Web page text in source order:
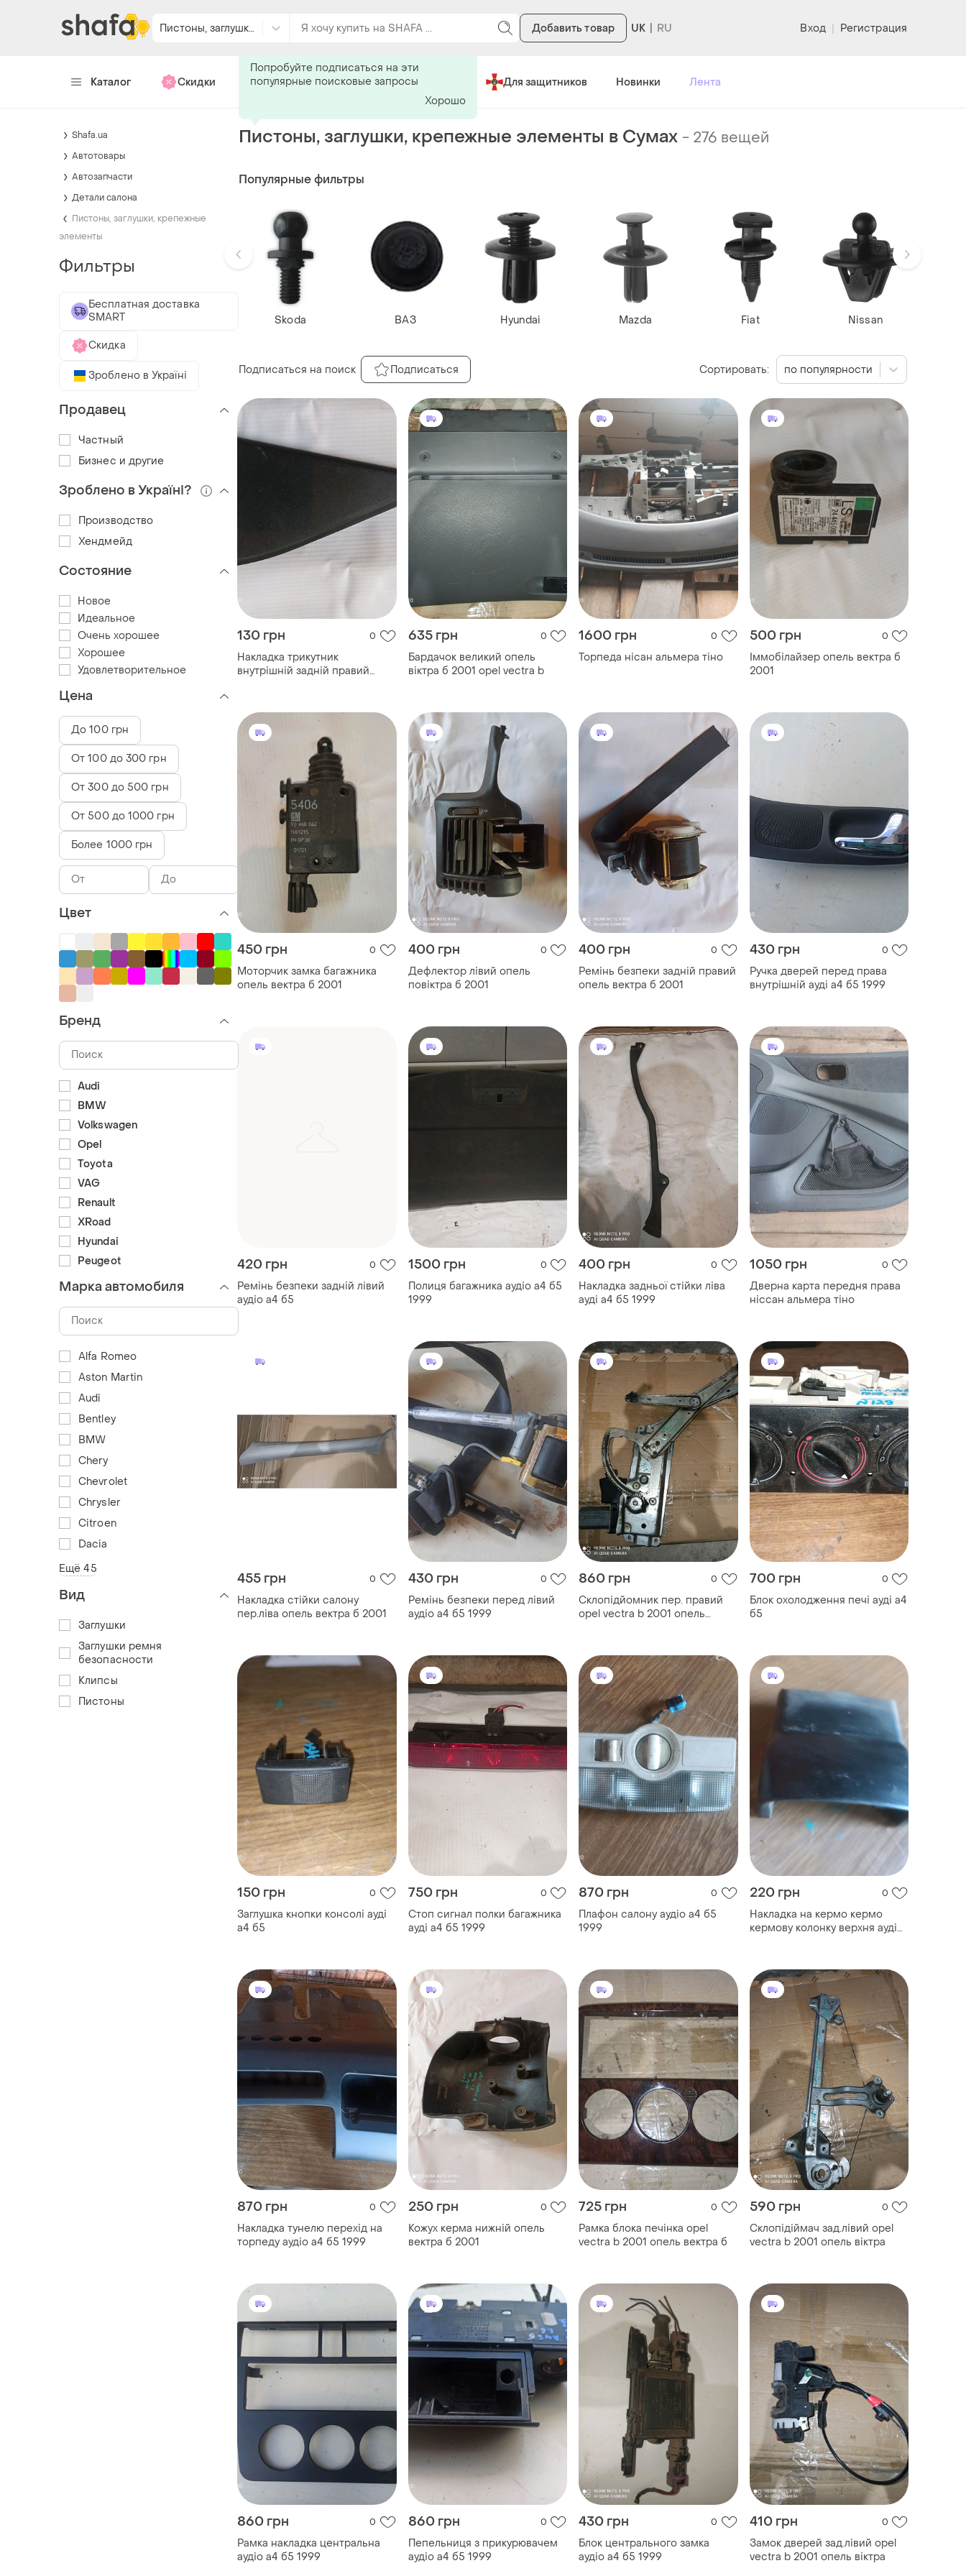
Пистоны, заглушки, крепежные элементы Добавить товар UK Вход | Регистрация
Каталог Скидки Хендмейд Сделано в Украине Для защитников Новинки Лента
Пистоны, заглушки, крепежные элементы в Сумах - 276 вещей
130 грн 0
Накладка трикутник
внутрішній задній правий
635 грн 0
Бардачок великий опель
віктра б 2001 opel vectra b
1600 грн 0
Торпеда нісан альмера тіно
500 грн 0
Іммобілайзер опель вектра б
2001
450 грн 0
Моторчик замка багажника
опель вектра б 2001
400 грн 0
Дефлектор лівий опель
повіктра б 2001
400 грн 0
Ремінь безпеки задній правий
опель вектра б 2001
430 грн 0
Ручка дверей перед права
внутрішній ауді а4 б5 1999
420 грн 0
Ремінь безпеки задній лівий
аудіо а4 б5
1500 грн 0
Полиця багажника аудіо а4 б5
1999
400 грн 0
Накладка задньої стійки ліва
ауді а4 б5 1999
1050 грн 0
Дверна карта передня права
ніссан альмера тіно
455 грн 0
Накладка стійки салону
пер.ліва опель вектра б 2001
430 грн 0
Ремінь безпеки перед лівий
аудіо а4 б5 1999
860 грн 0
Склопідйомник пер. правий
opel vectra b 2001 опель
700 грн 0
Блок охолодження печі ауді а4
б5
150 грн 0
Заглушка кнопки консолі ауді
а4 б5
750 грн 0
Стоп сигнал полки багажника
ауді а4 б5 1999
870 грн 0
Плафон салону аудіо а4 б5
1999
220 грн 0
Накладка на кермо кермо
кермову колонку верхня ауді
870 грн 0
Накладка тунелю перехід на
торпеду аудіо а4 б5 1999
250 грн 0
Кожух керма нижній опель
вектра б 2001
725 грн 0
Рамка блока печінка opel
vectra b 2001 опель вектра б
590 грн 0
Склопідіймач зад.лівий opel
vectra b 2001 опель віктра
860 грн 0
Рамка накладка центральна
аудіо а4 б5 1999
860 грн 0
Пепельниця з прикурювачем
аудіо а4 б5 1999
430 грн 0
Блок центрального замка
аудіо а4 б5 1999
410 грн 0
Замок дверей зад.лівий opel
vectra b 2001 опель віктра
Популярные фильтры
Skoda ВАЗ Hyundai Mazda Fiat Nissan
Подписаться на поиск Подписаться
Попробуйте подписаться на эти
популярные поисковые запросы
Хорошо
Сортировать: по популярности
Shafa.ua
Автотовары
Автозапчасти
Детали салона
Пистоны, заглушки, крепежные
элементы
Фильтры
Бесплатная доставка
SMART
Скидка
Зроблено в Україні
Продавец
Частный
Бизнес и другие
Зроблено в Україні?
Производство
Хендмейд
Состояние
Новое
Идеальное
Очень хорошее
Хорошее
Удовлетворительное
Цена
До 100 грн
От 100 до 300 грн
От 300 до 500 грн
От 500 до 1000 грн
Более 1000 грн
Цвет
Бренд
Audi
BMW
Volkswagen
Opel
Toyota
VAG
Renault
XRoad
Hyundai
Peugeot
Марка автомобиля
Alfa Romeo
Aston Martin
Audi
Bentley
BMW
Chery
Chevrolet
Chrysler
Citroen
Dacia
Ещё 45
Вид
Заглушки
Заглушки ремня
безопасности
Клипсы
Пистоны